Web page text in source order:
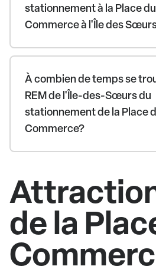
stationnement à la Place du
Commerce à l'Île des
À combien de temps se
REM de l'Île-des-Sœurs du
stationnement de la Place
Commerce?
de la